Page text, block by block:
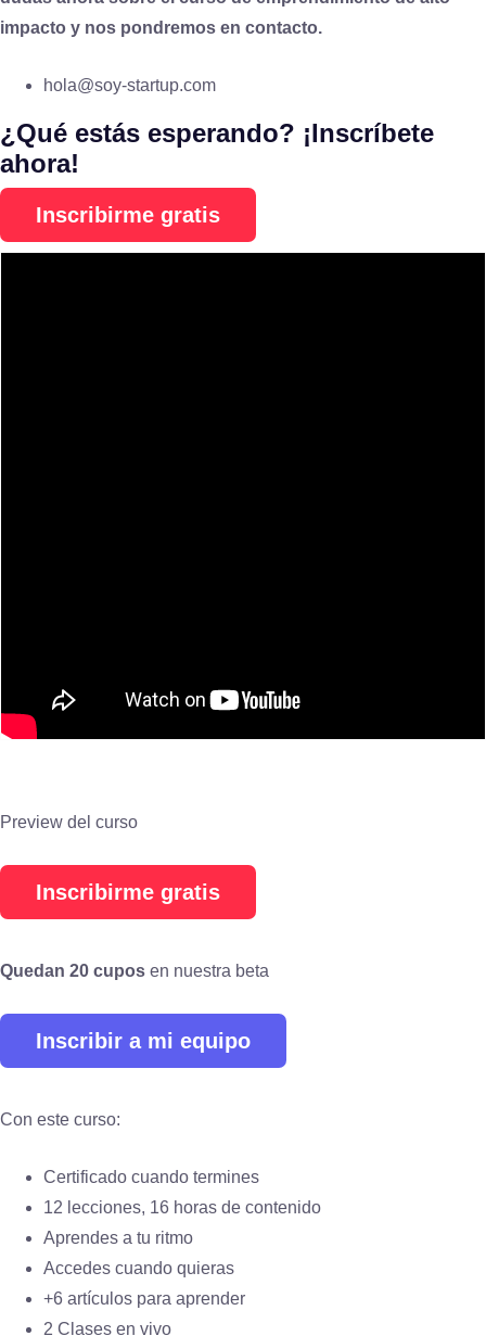
impacto y nos pondremos en contacto.
hola@soy-startup.com
¿Qué estás esperando? ¡Inscríbete
ahora!
Inscribirme gratis
Preview del curso
Inscribirme gratis
Quedan 20 cupos en nuestra beta
Inscribir a mi equipo
Con este curso:
Certificado cuando termines
12 lecciones, 16 horas de contenido
Aprendes a tu ritmo
Accedes cuando quieras
+6 artículos para aprender
2 Clases en vivo